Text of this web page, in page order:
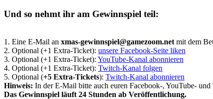
Und so nehmt ihr am Gewinnspiel teil:
1. Eine E-Mail an xmas-gewinnspiel@gamezoom.net mit dem
2. Optional (+1 Extra-Ticket): unsere Facebook-Seite liken
3. Optional (+1 Extra-Ticket): YouTube-Kanal abonnieren
4. Optional (+1 Extra-Ticket): Twitch-Kanal folgen
5. Optional (+5 Extra-Tickets): Twitch-Kanal abonnieren
Hinweis: In der E-Mail bitte auch euren Facebook-, YouTube-
Das Gewinnspiel läuft 24 Stunden ab Veröffentlichung.